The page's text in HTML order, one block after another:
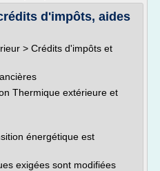
d'impôts, aides
> Crédits d'impôts et
Thermique extérieure et
énergétique est
exigées sont modifiées